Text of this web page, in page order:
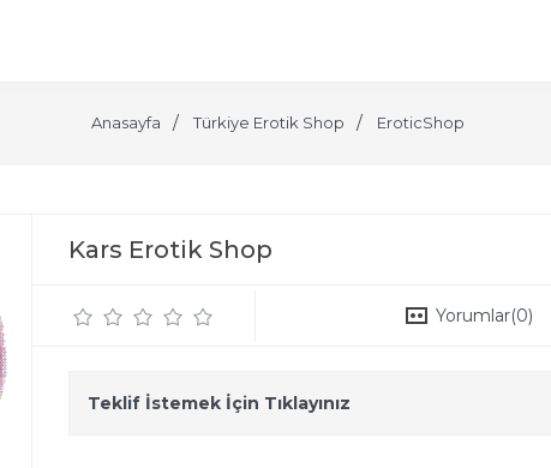
Anasayfa Türkiye Erotik Shop EroticShop
Kars Erotik Shop
Yorumlar(0)
Teklif İstemek İçin Tıklayınız